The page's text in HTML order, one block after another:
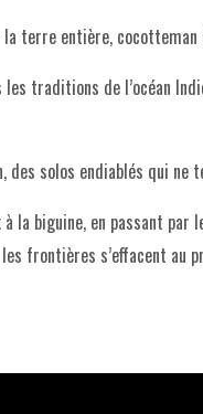
terre entière,
traditions de l’océan
des solos endiablés qui
la biguine, en passant
les frontières s’effacent